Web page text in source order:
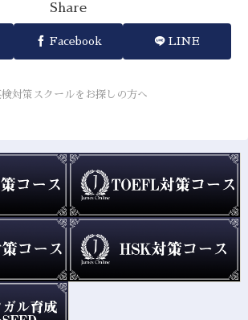
Share
Facebook LINE
検対策スクールをお探しの方へ